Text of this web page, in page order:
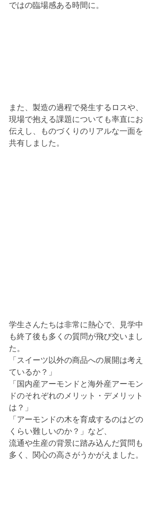
ではの臨場感ある時間に。
また、製造の過程で発生するロスや、
現場で抱える課題についても率直にお
伝えし、ものづくりのリアルな一面を
共有しました。
学生さんたちは非常に熱心で、見学中
も終了後も多くの質問が飛び交いまし
た。
「スイーツ以外の商品への展開は考え
ているか？」
「国内産アーモンドと海外産アーモン
ドのそれぞれのメリット・デメリット
は？」
「アーモンドの木を育成するのはどの
くらい難しいのか？」など、
流通や生産の背景に踏み込んだ質問も
多く、関心の高さがうかがえました。